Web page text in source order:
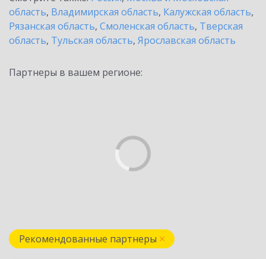
область, Владимирская область, Калужская область,
Рязанская область, Смоленская область, Тверская
область, Тульская область, Ярославская область
Партнеры в вашем регионе:
Рекомендованные партнеры